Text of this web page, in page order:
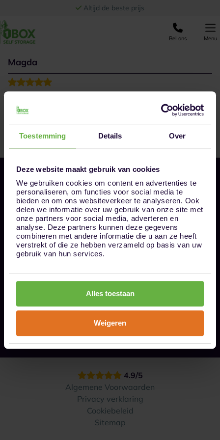
Toestemming Details Over
Deze website maakt gebruik van cookies
We gebruiken cookies om content en advertenties te
personaliseren, om functies voor social media te
bieden en om ons websiteverkeer te analyseren. Ook
delen we informatie over uw gebruik van onze site met
onze partners voor social media, adverteren en
analyse. Deze partners kunnen deze gegevens
combineren met andere informatie die u aan ze heeft
verstrekt of die ze hebben verzameld op basis van uw
gebruik van hun services.
Alles toestaan
Weigeren
Altijd de beste prijs
Bel ons Menu
Magda
Mandy!
Bel ons op 085 - 0161611
info@1box.nl
Volg ons
Onze opslaglocaties
Hoe werkt het?
4.9/5
Algemene Voorwaarden
Privacy verklaring
Cookiebeleid
Sitemap